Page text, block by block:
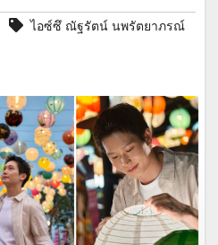
ไอซ์ซึ ณัฐรัตน์ นพรัตยาภรณ์